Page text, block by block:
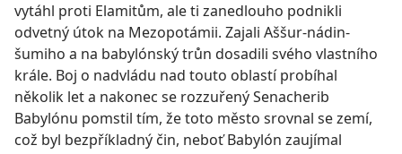
vytáhl proti Elamitům, ale ti zanedlouho podnikli
odvetný útok na Mezopotámii. Zajali Aššur-nádin-
šumiho a na babylónský trůn dosadili svého vlastního
krále. Boj o nadvládu nad touto oblastí probíhal
několik let a nakonec se rozzuřený Senacherib
Babylónu pomstil tím, že toto město srovnal se zemí,
což byl bezpříkladný čin, neboť Babylón zaujímal